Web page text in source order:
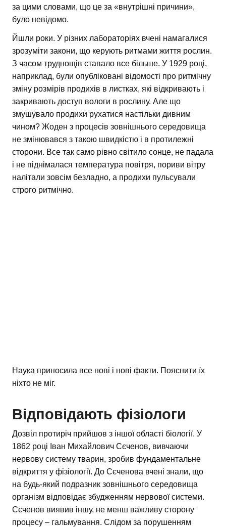
за цими словами, що це за «внутрішні причини»,
було невідомо.
Йшли роки. У різних лабораторіях вчені намагалися
зрозуміти закони, що керують ритмами життя рослин.
З часом труднощів ставало все більше. У 1929 році,
наприклад, були опубліковані відомості про ритмічну
зміну розмірів продихів в листках, які відкривають і
закривають доступ вологи в рослину. Але що
змушувало продихи рухатися настільки дивним
чином? Жоден з процесів зовнішнього середовища
не змінювався з такою швидкістю і в протилежні
сторони. Все так само рівно світило сонце, не падала
і не піднімалася температура повітря, пориви вітру
налітали зовсім безладно, а продихи пульсували
строго ритмічно.
Наука приносила все нові і нові факти. Пояснити їх
ніхто не міг.
Відповідають фізіологи
Дозвіл протиріч прийшов з іншої області біології. У
1862 році Іван Михайлович Сєченов, вивчаючи
нервову систему тварин, зробив фундаментальне
відкриття у фізіології. До Сєченова вчені знали, що
на будь-який подразник зовнішнього середовища
організм відповідає збудженням нервової системи.
Сєченов виявив іншу, не менш важливу сторону
процесу – гальмування. Слідом за порушенням